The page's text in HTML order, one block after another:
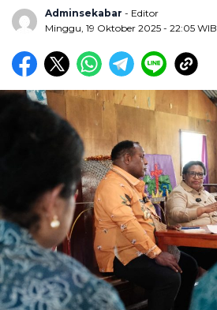
Adminsekabar - Editor
Minggu, 19 Oktober 2025 - 22:05 WIB